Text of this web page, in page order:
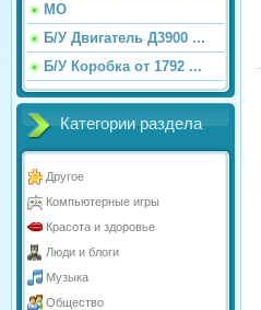
МО
Б/У Двигатель Д3900 ...
Б/У Коробка от 1792 ...
Категории раздела
Другое
Компьютерные игры
Красота и здоровье
Люди и блоги
Музыка
Общество